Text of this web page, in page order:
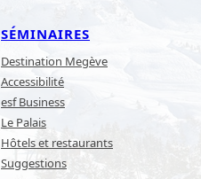
SÉMINAIRES
Destination Megève
Accessibilité
esf Business
Le Palais
Hôtels et restaurants
Suggestions